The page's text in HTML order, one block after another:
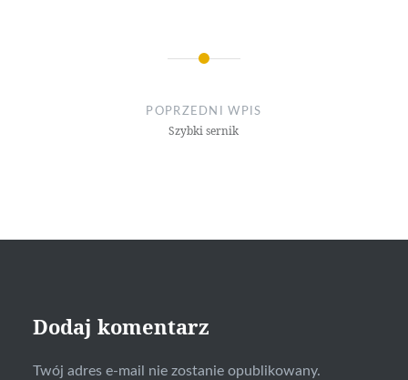
POPRZEDNI WPIS
Szybki sernik
Dodaj komentarz
Twój adres e-mail nie zostanie opublikowany.